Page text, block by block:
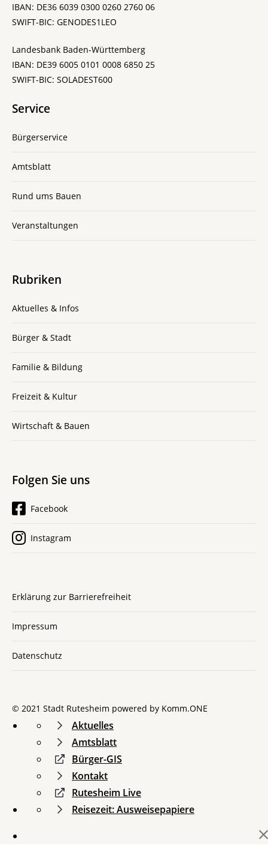
IBAN: DE36 6039 0300 0260 2760 06
SWIFT-BIC: GENODES1LEO
Landesbank Baden-Württemberg
IBAN: DE39 6005 0101 0008 6850 25
SWIFT-BIC: SOLADEST600
Service
Bürgerservice
Amtsblatt
Rund ums Bauen
Veranstaltungen
Rubriken
Aktuelles & Infos
Bürger & Stadt
Familie & Bildung
Freizeit & Kultur
Wirtschaft & Bauen
Folgen Sie uns
Facebook
Instagram
Erklärung zur Barrierefreiheit
Impressum
Datenschutz
© 2021 Stadt Rutesheim powered by Komm.ONE
Aktuelles
Amtsblatt
Bürger-GIS
Kontakt
Rutesheim Live
Reisezeit: Ausweisepapiere